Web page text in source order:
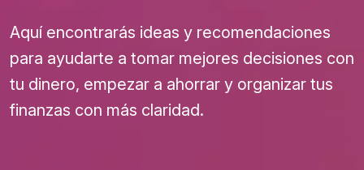
Aquí encontrarás ideas y recomendaciones
para ayudarte a tomar mejores decisiones con
tu dinero, empezar a ahorrar y organizar tus
finanzas con más claridad.